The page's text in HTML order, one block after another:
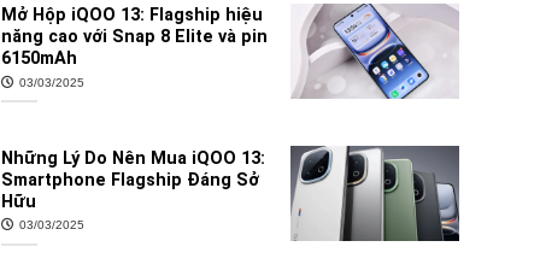
Mở Hộp iQOO 13: Flagship hiệu
năng cao với Snap 8 Elite và pin
6150mAh
03/03/2025
Những Lý Do Nên Mua iQOO 13:
Smartphone Flagship Đáng Sở
Hữu
03/03/2025